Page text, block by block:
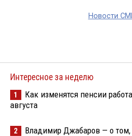
Новости
Интересное за неделю
1
Как изменятся пенсии
августа
2 Владимир Джабаров — о